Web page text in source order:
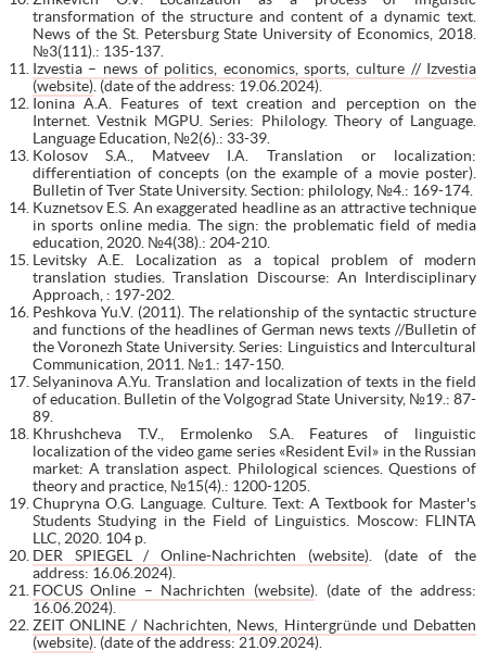
transformation of the structure and content of a dynamic text.
News of the St. Petersburg State University of Economics, 2018.
№3(111).: 135-137.
Izvestia – news of politics, economics, sports, culture // Izvestia
(website). (date of the address: 19.06.2024).
Ionina A.A. Features of text creation and perception on the
Internet. Vestnik MGPU. Series: Philology. Theory of Language.
Language Education, №2(6).: 33-39.
Kolosov S.A., Matveev I.A. Translation or localization:
differentiation of concepts (on the example of a movie poster).
Bulletin of Tver State University. Section: philology, №4.: 169-174.
Kuznetsov E.S. An exaggerated headline as an attractive technique
in sports online media. The sign: the problematic field of media
education, 2020. №4(38).: 204-210.
Levitsky A.E. Localization as a topical problem of modern
translation studies. Translation Discourse: An Interdisciplinary
Approach, : 197-202.
Peshkova Yu.V. (2011). The relationship of the syntactic structure
and functions of the headlines of German news texts //Bulletin of
the Voronezh State University. Series: Linguistics and Intercultural
Communication, 2011. №1.: 147-150.
Selyaninova A.Yu. Translation and localization of texts in the field
of education. Bulletin of the Volgograd State University, №19.: 87-
89.
Khrushcheva T.V., Ermolenko S.A. Features of linguistic
localization of the video game series «Resident Evil» in the Russian
market: A translation aspect. Philological sciences. Questions of
theory and practice, №15(4).: 1200-1205.
Chupryna O.G. Language. Culture. Text: A Textbook for Master's
Students Studying in the Field of Linguistics. Moscow: FLINTA
LLC, 2020. 104 p.
DER SPIEGEL / Online-Nachrichten (website). (date of the
address: 16.06.2024).
FOCUS Online – Nachrichten (website) . (date of the address:
16.06.2024).
ZEIT ONLINE / Nachrichten, News, Hintergründe und Debatten
(website). (date of the address: 21.09.2024).